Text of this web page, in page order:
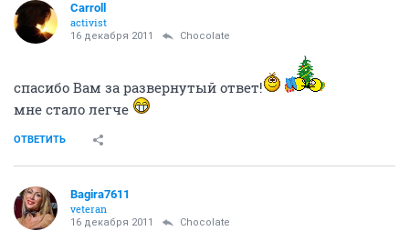
Carroll
activist
16 декабря 2011 Chocolate
спасибо Вам за развернутый ответ!
мне стало легче
ОТВЕТИТЬ
Bagira7611
veteran
16 декабря 2011 Chocolate